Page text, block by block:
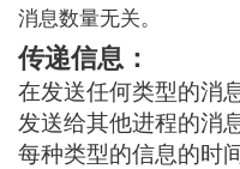
消息数量无关。
传递信息：
在发送任何类型的消
发送给其他进程的消
每种类型的信息的时